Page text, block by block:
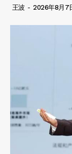
王波 - 2026年8月7